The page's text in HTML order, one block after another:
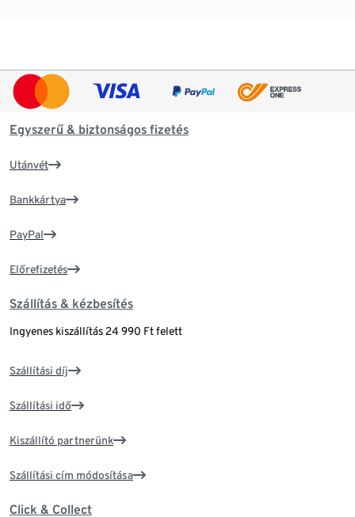
Egyszerű & biztonságos fizetés
Utánvét
Bankkártya
PayPal
Előrefizetés
Szállítás & kézbesítés
Ingyenes kiszállítás 24 990 Ft felett
Szállítási díj
Szállítási idő
Kiszállító partnerünk
Szállítási cím módosítása
Click & Collect